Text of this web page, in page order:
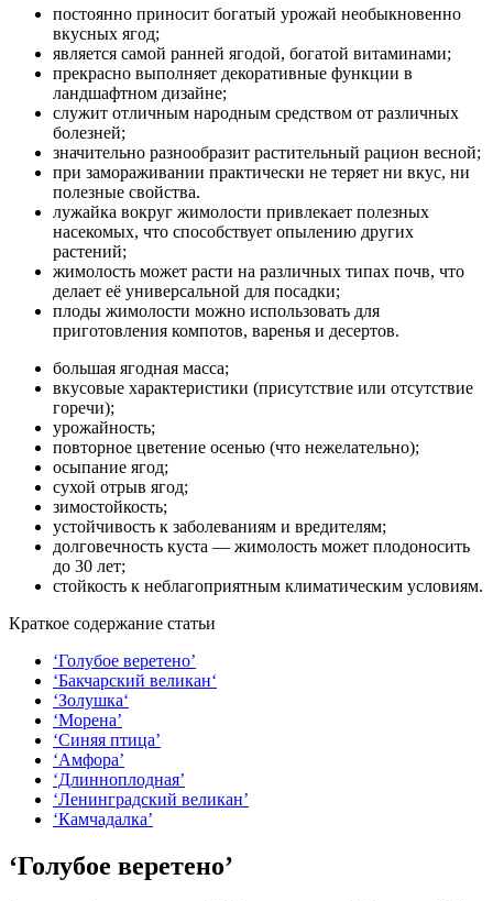
постоянно приносит богатый урожай необыкновенно
вкусных ягод;
является самой ранней ягодой, богатой витаминами;
прекрасно выполняет декоративные функции в
ландшафтном дизайне;
служит отличным народным средством от различных
болезней;
значительно разнообразит растительный рацион весной;
при замораживании практически не теряет ни вкус, ни
полезные свойства.
лужайка вокруг жимолости привлекает полезных
насекомых, что способствует опылению других
растений;
жимолость может расти на различных типах почв, что
делает её универсальной для посадки;
плоды жимолости можно использовать для
приготовления компотов, варенья и десертов.
большая ягодная масса;
вкусовые характеристики (присутствие или отсутствие
горечи);
урожайность;
повторное цветение осенью (что нежелательно);
осыпание ягод;
сухой отрыв ягод;
зимостойкость;
устойчивость к заболеваниям и вредителям;
долговечность куста — жимолость может плодоносить
до 30 лет;
стойкость к неблагоприятным климатическим условиям.
Краткое содержание статьи
‘Голубое веретено’
‘Бакчарский великан‘
‘Золушка‘
‘Морена’
‘Синяя птица’
‘Амфора’
‘Длинноплодная’
‘Ленинградский великан’
‘Камчадалка’
‘Голубое веретено’